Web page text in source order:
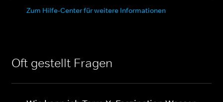
Zum Hilfe-Center für weitere Informationen
Oft gestellt Fragen